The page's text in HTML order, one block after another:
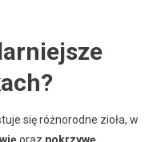
się różnorodne zioła, w
oraz pokrzywę.